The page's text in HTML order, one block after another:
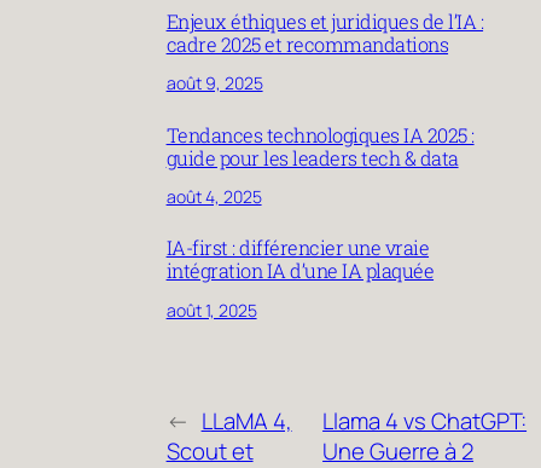
Enjeux éthiques et juridiques de l’IA :
cadre 2025 et recommandations
août 9, 2025
Tendances technologiques IA 2025 :
guide pour les leaders tech & data
août 4, 2025
IA-first : différencier une vraie
intégration IA d’une IA plaquée
août 1, 2025
← LLaMA 4,
Scout et
Llama 4 vs ChatGPT:
Une Guerre à 2